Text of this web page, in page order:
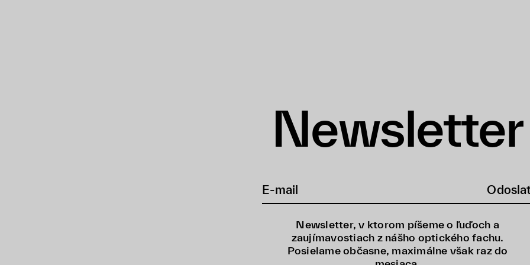
Newsletter
Newsletter, v ktorom píšeme o ľuďoch a
zaujímavostiach z nášho optického fachu.
Posielame občasne, maximálne však raz do